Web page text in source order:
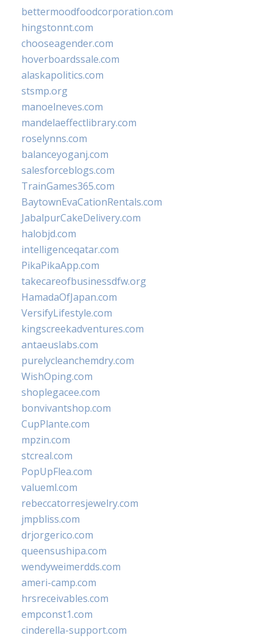
bettermoodfoodcorporation.com
hingstonnt.com
chooseagender.com
hoverboardssale.com
alaskapolitics.com
stsmp.org
manoelneves.com
mandelaeffectlibrary.com
roselynns.com
balanceyoganj.com
salesforceblogs.com
TrainGames365.com
BaytownEvaCationRentals.com
JabalpurCakeDelivery.com
halobjd.com
intelligenceqatar.com
PikaPikaApp.com
takecareofbusinessdfw.org
HamadaOfJapan.com
VersifyLifestyle.com
kingscreekadventures.com
antaeuslabs.com
purelycleanchemdry.com
WishOping.com
shoplegacee.com
bonvivantshop.com
CupPlante.com
mpzin.com
stcreal.com
PopUpFlea.com
valueml.com
rebeccatorresjewelry.com
jmpbliss.com
drjorgerico.com
queensushipa.com
wendyweimerdds.com
ameri-camp.com
hrsreceivables.com
empconst1.com
cinderella-support.com